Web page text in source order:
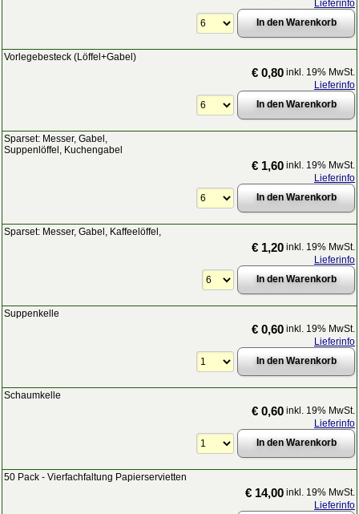
Lieferinfo
Vorlegebesteck (Löffel+Gabel)
€ 0,80 inkl. 19% MwSt.
Lieferinfo
Sparset: Messer, Gabel,
Suppenlöffel, Kuchengabel
€ 1,60 inkl. 19% MwSt.
Lieferinfo
Sparset: Messer, Gabel, Kaffeelöffel,
€ 1,20 inkl. 19% MwSt.
Lieferinfo
Suppenkelle
€ 0,60 inkl. 19% MwSt.
Lieferinfo
Schaumkelle
€ 0,60 inkl. 19% MwSt.
Lieferinfo
50 Pack - Vierfachfaltung Papierservietten
€ 14,00 inkl. 19% MwSt.
Lieferinfo